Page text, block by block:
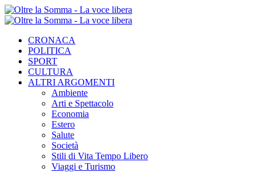
CRONACA
POLITICA
SPORT
CULTURA
ALTRI ARGOMENTI
Ambiente
Arti e Spettacolo
Economia
Estero
Salute
Società
Stili di Vita Tempo Libero
Viaggi e Turismo